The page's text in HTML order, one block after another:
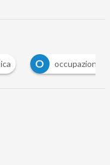
occupazione